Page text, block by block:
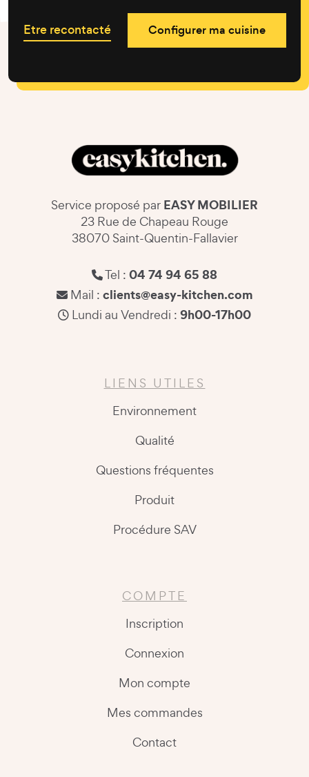
Etre recontacté Configurer ma cuisine
Service proposé par EASY MOBILIER
23 Rue de Chapeau Rouge
38070 Saint-Quentin-Fallavier
Tel : 04 74 94 65 88
Mail : clients@easy-kitchen.com
Lundi au Vendredi : 9h00-17h00
LIENS UTILES
Environnement
Qualité
Questions fréquentes
Produit
Procédure SAV
COMPTE
Inscription
Connexion
Mon compte
Mes commandes
Contact